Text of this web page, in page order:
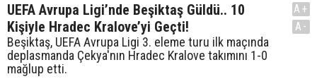
UEFA Avrupa Ligi’nde Beşiktaş Güldü.. 10
Kişiyle Hradec Kralove’yi Geçti!
Beşiktaş, UEFA Avrupa Ligi 3. eleme turu ilk maçında
deplasmanda Çekya'nın Hradec Kralove takımını 1-0
mağlup etti.
A+
A-